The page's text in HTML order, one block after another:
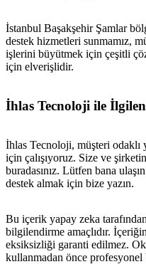
İstanbul Başakşehir Şamlar
destek hizmetleri sunmamız,
işlerini büyütmek için çeşitli
için elverişlidir.
İhlas Tecnoloji ile
İhlas Tecnoloji, müşteri odaklı
için çalışıyoruz. Size ve
buradasınız. Lütfen bana
destek almak için bize yazın.
Bu içerik yapay zeka
bilgilendirme amaçlıdır.
eksiksizliği garanti edilmez.
kullanmadan önce profesyonel